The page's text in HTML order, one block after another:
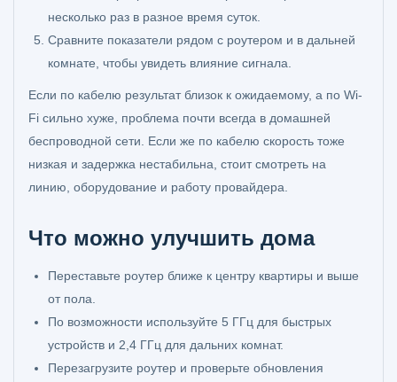
несколько раз в разное время суток.
Сравните показатели рядом с роутером и в дальней
комнате, чтобы увидеть влияние сигнала.
Если по кабелю результат близок к ожидаемому, а по Wi-
Fi сильно хуже, проблема почти всегда в домашней
беспроводной сети. Если же по кабелю скорость тоже
низкая и задержка нестабильна, стоит смотреть на
линию, оборудование и работу провайдера.
Что можно улучшить дома
Переставьте роутер ближе к центру квартиры и выше
от пола.
По возможности используйте 5 ГГц для быстрых
устройств и 2,4 ГГц для дальних комнат.
Перезагрузите роутер и проверьте обновления